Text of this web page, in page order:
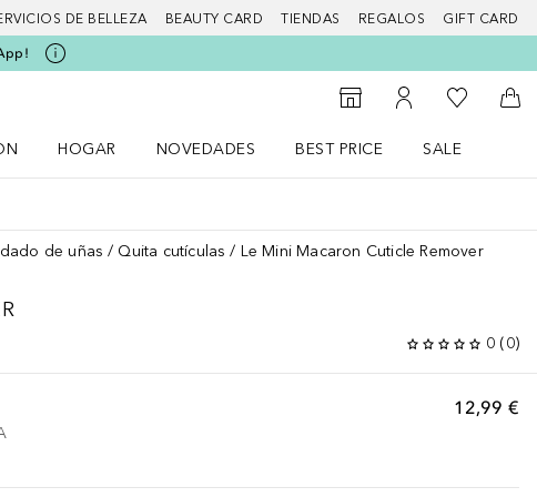
DE BELLEZA BEAUTY CARD TIENDAS REGALOS GIFT CARD
Al Storefinder
Mi cuenta
Mi lista de
A
HOGAR
NOVEDADES
BEST PRICE
SALE
de uñas Quita cutículas Le Mini Macaron Cuticle Remover
0 (0)
12,99 €